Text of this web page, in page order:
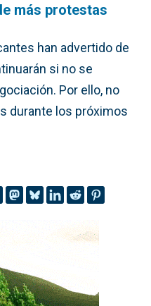
más protestas
han advertido de
si no se
Por ello, no
durante los próximos